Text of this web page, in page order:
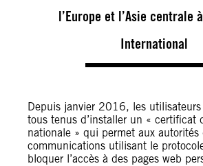
l’Europe et l’Asie centrale
International
Depuis janvier 2016, les utilisateurs
tous tenus d’installer un « certificat
nationale » qui permet aux autorités
communications utilisant le
bloquer l’accès à des pages web